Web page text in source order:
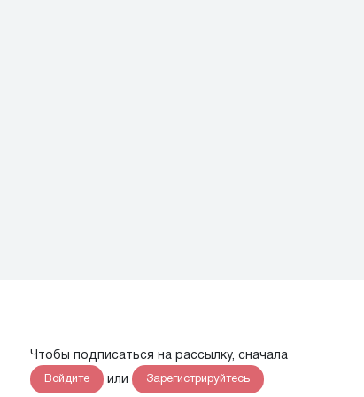
Чтобы подписаться на рассылку, сначала
Войдите или Зарегистрируйтесь